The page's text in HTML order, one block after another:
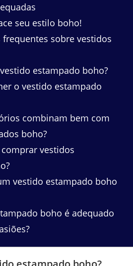
seu estilo boho!
frequentes sobre vestidos
estampado boho?
o vestido estampado
combinam bem com
boho?
vestidos
vestido estampado boho
boho é adequado